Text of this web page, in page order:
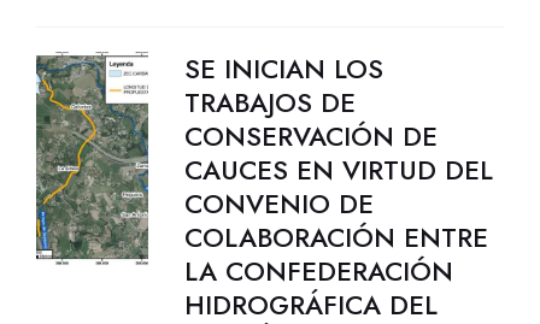
SE INICIAN LOS
TRABAJOS DE
CONSERVACIÓN DE
CAUCES EN VIRTUD DEL
CONVENIO DE
COLABORACIÓN ENTRE
LA CONFEDERACIÓN
HIDROGRÁFICA DEL